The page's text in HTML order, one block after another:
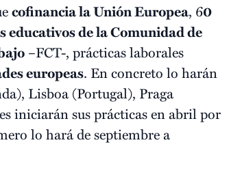
cofinancia la Unión Europea, 60
educativos de la Comunidad de
–FCT-, prácticas laborales
europeas. En concreto lo harán
Lisboa (Portugal), Praga
iniciarán sus prácticas en abril por
lo hará de septiembre a